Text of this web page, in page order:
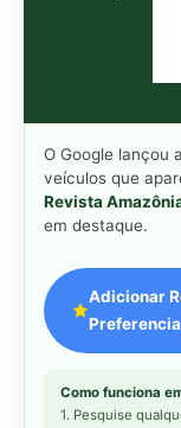
O Google lançou
veículos que
Revista
em destaque.
Adicionar
Como funciona
1. Pesquise